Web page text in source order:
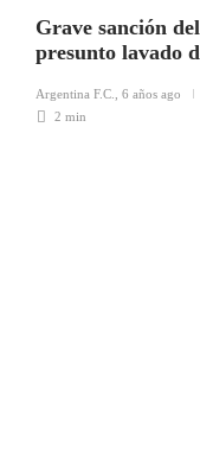
Grave sanción
presunto lavado
Argentina F.C.
6 años ago
2 min